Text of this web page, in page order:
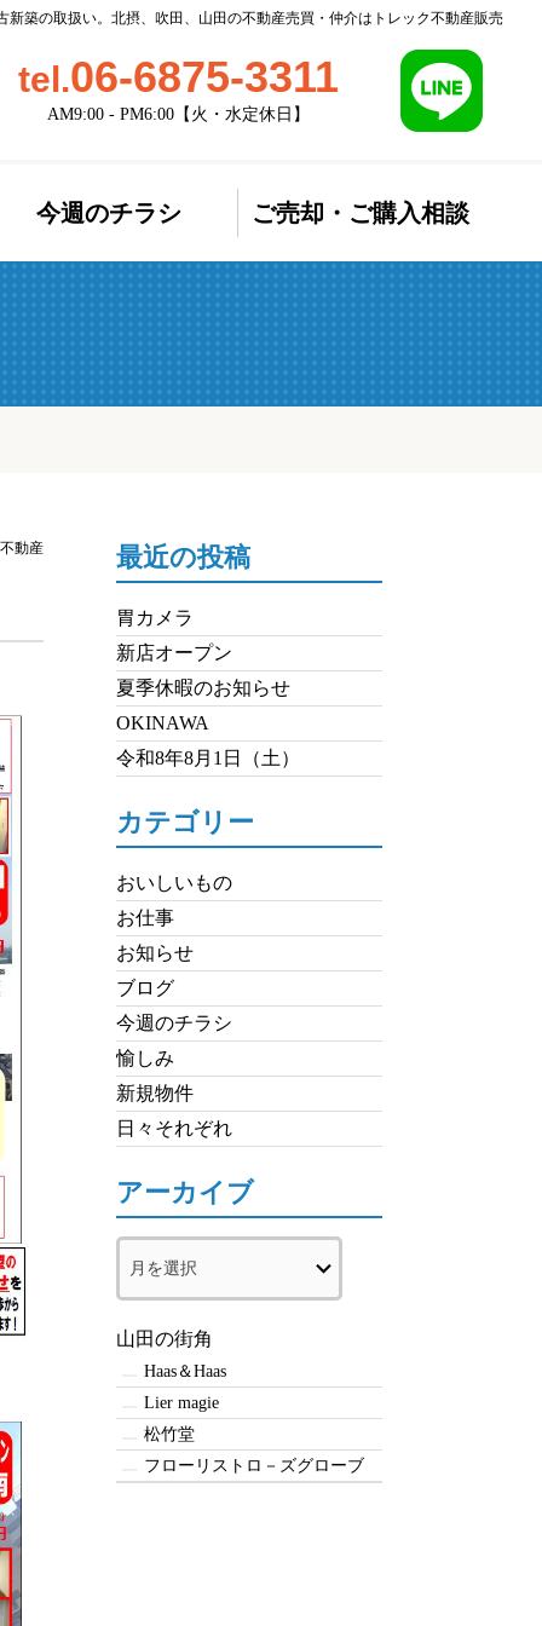
築の取扱い。北摂、吹田、山田の不動産売買・仲介はトレック不動産販売
tel.06-6875-3311
AM9:00 - PM6:00【火・水定休日】
今週のチラシ ご売却・ご購入相談
動産 最近の投稿
胃カメラ
新店オープン
夏季休暇のお知らせ
OKINAWA
令和8年8月1日（土）
カテゴリー
おいしいもの
お仕事
お知らせ
ブログ
今週のチラシ
愉しみ
新規物件
日々それぞれ
アーカイブ
ー
イ
山田の街角
Haas＆Haas
Lier magie
松竹堂
フローリストロ－ズグローブ